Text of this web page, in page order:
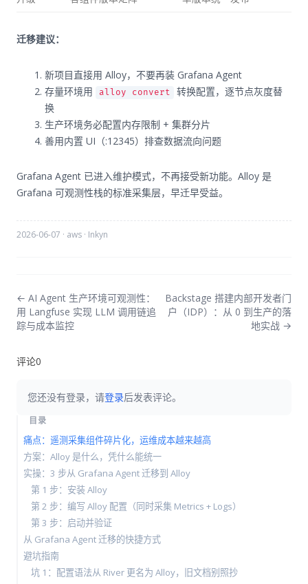
迁移建议：
新项目直接用 Alloy，不要再装 Grafana Agent
存量环境用
alloy convert
转换配置，逐节点灰度替
换
生产环境务必配置内存限制 + 集群分片
善用内置 UI（:12345）排查数据流向问题
Grafana Agent 已进入维护模式，不再接受新功能。Alloy 是
Grafana 可观测性栈的标准采集层，早迁早受益。
2026-06-07 · aws · Inkyn
← AI Agent 生产环境可观测性：
用 Langfuse 实现 LLM 调用链追
踪与成本监控
Backstage 搭建内部开发者门
户（IDP）：从 0 到生产的落
地实战 →
评论0
您还没有登录，请登录后发表评论。
目录
痛点：遥测采集组件碎片化，运维成本越来越高
方案：Alloy 是什么，凭什么能统一
实操：3 步从 Grafana Agent 迁移到 Alloy
第 1 步：安装 Alloy
第 2 步：编写 Alloy 配置（同时采集 Metrics + Logs）
第 3 步：启动并验证
从 Grafana Agent 迁移的快捷方式
避坑指南
坑 1：配置语法从 River 更名为 Alloy，旧文档别照抄